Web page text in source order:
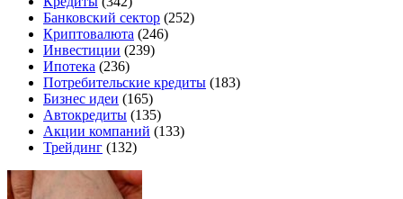
Банковский сектор (252)
Криптовалюта (246)
Инвестиции (239)
Ипотека (236)
Потребительские кредиты (183)
Бизнес идеи (165)
Автокредиты (135)
Акции компаний (133)
Трейдинг (132)